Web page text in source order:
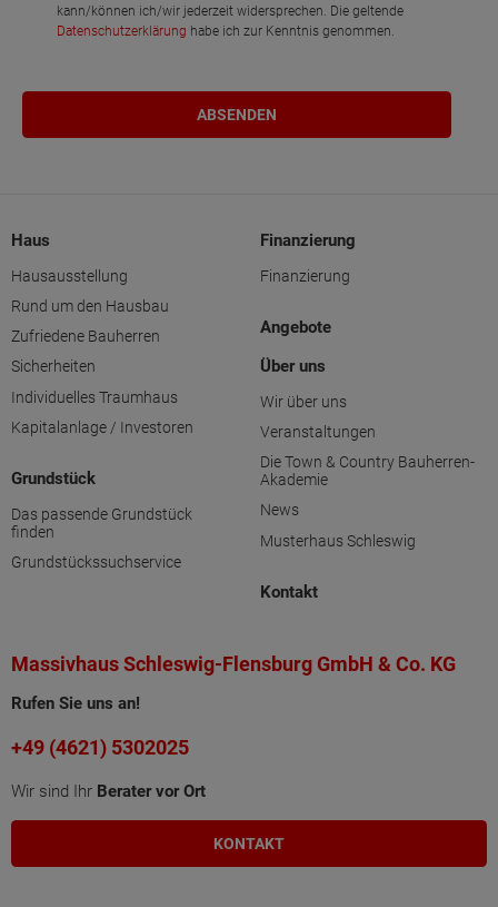
kann/können ich/wir jederzeit widersprechen. Die geltende
Datenschutzerklärung habe ich zur Kenntnis genommen.
Haus
Hausausstellung
Rund um den Hausbau
Zufriedene Bauherren
Sicherheiten
Individuelles Traumhaus
Kapitalanlage / Investoren
Grundstück
Das passende Grundstück
finden
Grundstückssuchservice
Finanzierung
Finanzierung
Angebote
Über uns
Wir über uns
Veranstaltungen
Die Town & Country Bauherren-
Akademie
News
Musterhaus Schleswig
Kontakt
Massivhaus Schleswig-Flensburg GmbH & Co. KG
Rufen Sie uns an!
+49 (4621) 5302025
Wir sind Ihr Berater vor Ort
KONTAKT